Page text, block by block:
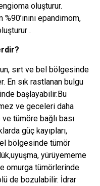
oluşturur.
epandimom,
.
sırt ve bel bölgesinde
En sık rastlanan bulgu
başlayabilir.Bu
ve geceleri daha
tümöre bağlı bası
güç kayıpları,
bölgesinde tümör
yürüyememe
omurga tümörlerinde
de bozulabilir. İdrar